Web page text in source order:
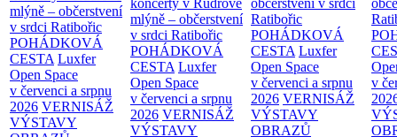
mlýně – občerstvení
v srdci Ratibořic
POHÁDKOVÁ
CESTA Luxfer
Open Space
v červenci a srpnu
2026 VERNISÁŽ
VÝSTAVY
mlýně – občerstvení
v srdci Ratibořic
POHÁDKOVÁ
CESTA Luxfer
Open Space
v červenci a srpnu
2026 VERNISÁŽ
VÝSTAVY
Ratibořic
POHÁDKOVÁ
CESTA Luxfer
Open Space
v červenci a srpnu
2026 VERNISÁŽ
VÝSTAVY
OBRAZŮ
v